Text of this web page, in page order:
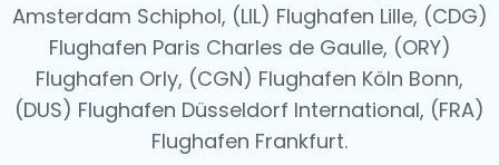
Amsterdam Schiphol, (LIL) Flughafen Lille, (CDG)
Flughafen Paris Charles de Gaulle, (ORY)
Flughafen Orly, (CGN) Flughafen Köln Bonn,
(DUS) Flughafen Düsseldorf International, (FRA)
Flughafen Frankfurt.